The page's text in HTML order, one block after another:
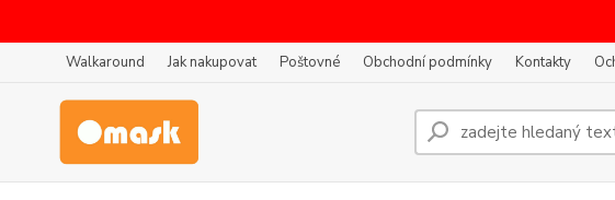
Walkaround Jak nakupovat Poštovné Obchodní podmínky Kontakty